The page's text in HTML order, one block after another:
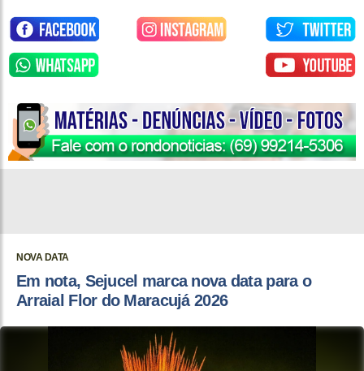
NOVA DATA
Em nota, Sejucel marca nova data para o
Arraial Flor do Maracujá 2026